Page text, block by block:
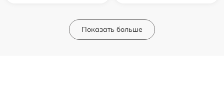
Показать больше